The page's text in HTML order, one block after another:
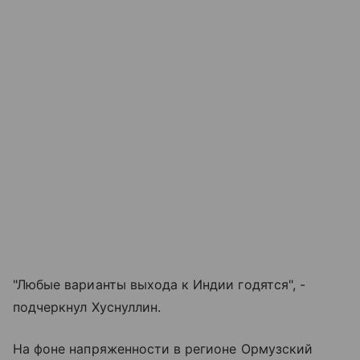
"Любые варианты выхода к Индии годятся", -
подчеркнул Хуснуллин.
На фоне напряженности в регионе Ормузский